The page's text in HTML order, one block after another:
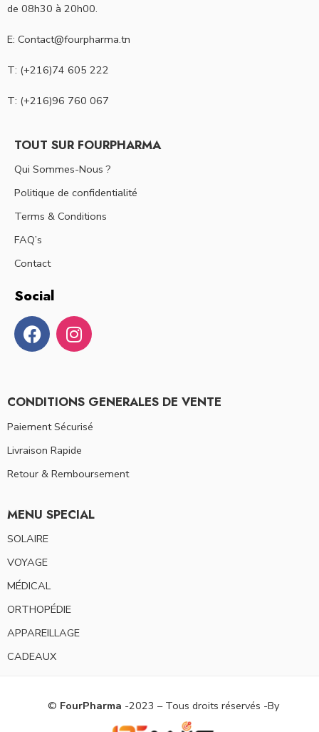
de 08h30 à 20h00.
E: Contact@fourpharma.tn
T: (+216)74 605 222
T: (+216)96 760 067
TOUT SUR FOURPHARMA
Qui Sommes-Nous ?
Politique de confidentialité
Terms & Conditions
FAQ’s
Contact
Social
CONDITIONS GENERALES DE VENTE
Paiement Sécurisé
Livraison Rapide
Retour & Remboursement
MENU SPECIAL
SOLAIRE
VOYAGE
MÉDICAL
ORTHOPÉDIE
APPAREILLAGE
CADEAUX
© FourPharma -2023 – Tous droits réservés -By